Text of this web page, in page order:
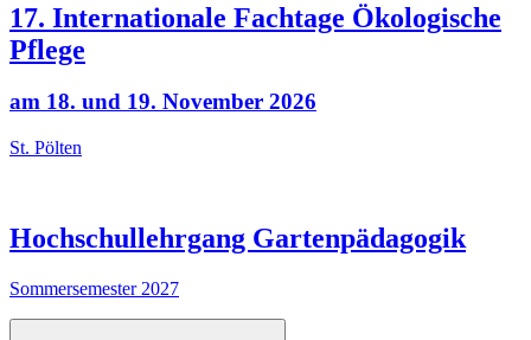
17. Internationale Fachtage Ökologische
Pflege
am 18. und 19. November 2026
St. Pölten
Hochschullehrgang Gartenpädagogik
Sommersemester 2027